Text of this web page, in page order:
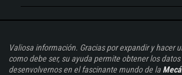
Valiosa información. Gracias por expandir y hacer
como debe ser, su ayuda permite obtener los
desenvolvernos en el fascinante mundo de la